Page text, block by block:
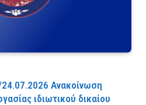
Ανακοίνωση
ιδιωτικού δικαίου